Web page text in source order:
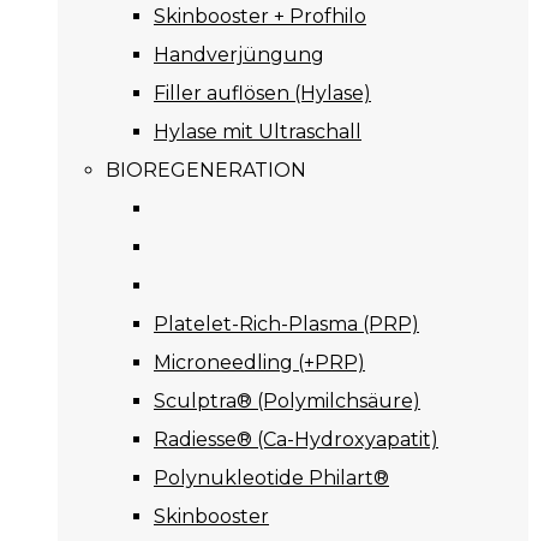
Skinbooster + Profhilo
Handverjüngung
Filler auflösen (Hylase)
Hylase mit Ultraschall
BIOREGENERATION
Platelet-Rich-Plasma (PRP)
Microneedling (+PRP)
Sculptra® (Polymilchsäure)
Radiesse® (Ca-Hydroxyapatit)
Polynukleotide Philart®
Skinbooster